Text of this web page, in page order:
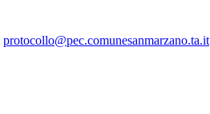
protocollo@pec.comunesanmarzano.ta.it